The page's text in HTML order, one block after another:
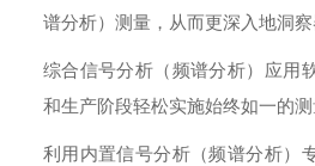
谱分析）测量，从而更深入地洞
综合信号分析（频谱分析）应用
和生产阶段轻松实施始终如一的
利用内置信号分析（频谱分析）